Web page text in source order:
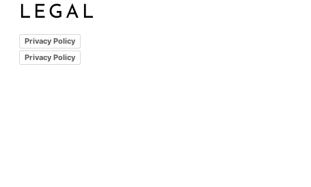
LEGAL
Privacy Policy
Privacy Policy